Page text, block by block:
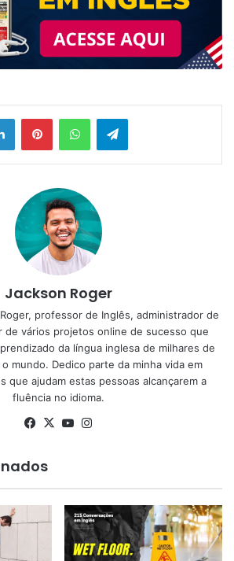
LinkedinPinterestWhatsAppTelegram
Jackson Roger
professor de Inglês, administrador de
de vários projetos online de sucesso que
da língua inglesa de milhares de
mundo. Dedico parte da minha vida em
que ajudam estas pessoas alcançarem a
fluência no idioma.
Facebook
X YouTube